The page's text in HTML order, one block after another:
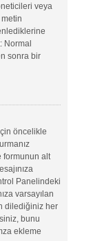
veya
Normal
sonra bir
öncelikle
formunun alt
Panelindeki
varsayılan
dilediğiniz her
bunu
ekleme